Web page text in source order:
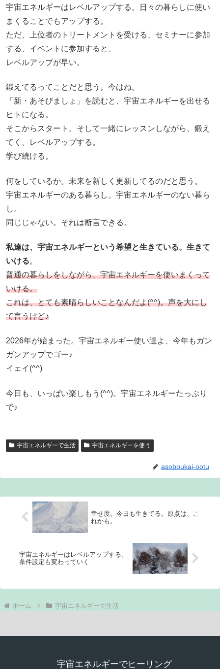
宇宙エネルギーはレベルアップする。日々の暮らしに使い
まくることでもアップする。
ただ、上位者のトリートメントを受ける、セミナーに参加
する、イベントに参加すると、
レベルアップが早い。
鍛えてるってことだと思う。今はね。
「新・あそびましょ」を読むと、宇宙エネルギーを出せる
ヒトになる。
そこからスタート。そして一緒にレッスンしながら、鍛え
てく、レベルアップする。
学び続ける。
何をしているか。未来を新しく更新してるのだと思う。
宇宙エネルギーのある暮らし。宇宙エネルギーのない暮ら
し。
同じじゃない。それは断言できる。
私達は、宇宙エネルギーという希望と生きている。生きて
いける。
普通の暮らしをしながら、宇宙エネルギーを使いまくって
いける。
これは、とても素晴らしいことなんだよ(^^)。声を大にし
て言うけど♪
2026年が始まった。宇宙エネルギー使い達よ、今年もガン
ガンアップでゴー♪
イェイ(^^)
今日も、いっぱい楽しもう(^^)。宇宙エネルギーたっぷり
で♪
宇宙エネルギーで生活 宇宙エネルギーを使う
asoboukai-ootu
幸せ度。今日も生きてる。原点は、こ
れかも。
宇宙エネルギーはレベルアップする。
条件設定も変わっていく
ホーム 宇宙エネルギーで生活
宇宙エネルギーでヒーリング